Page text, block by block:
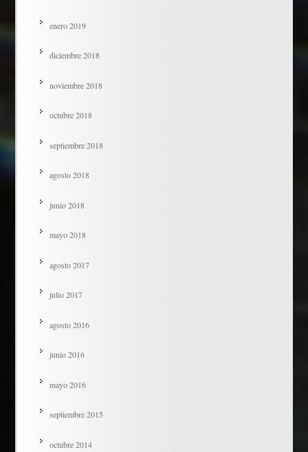
enero 2019
diciembre 2018
noviembre 2018
octubre 2018
septiembre 2018
agosto 2018
junio 2018
mayo 2018
agosto 2017
julio 2017
agosto 2016
junio 2016
mayo 2016
septiembre 2015
octubre 2014